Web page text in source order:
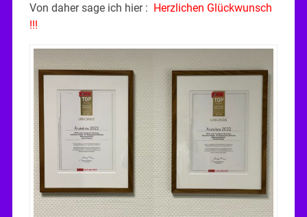
Von daher sage ich hier : Herzlichen Glückwunsch
!!!